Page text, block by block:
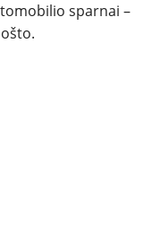
sparnai –